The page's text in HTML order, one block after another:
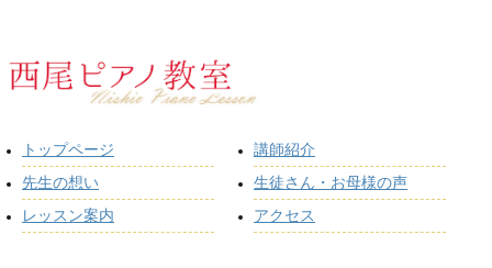
トップページ
先生の想い
レッスン案内
講師紹介
生徒さん・お母様の声
アクセス